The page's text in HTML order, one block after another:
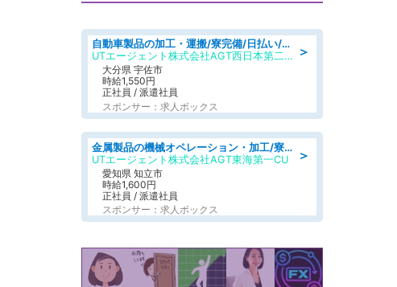
＞
自動車製品の加工・運搬/寮完備/日払い/工場・製造
UTエージェント株式会社AGT西日本第二CU
大分県 宇佐市
時給1,550円
正社員 / 派遣社員
スポンサー：求人ボックス
＞
金属製品の機械オペレーション・加工/寮完備/日払い/工場・製造
UTエージェント株式会社AGT東海第一CU
愛知県 知立市
時給1,600円
正社員 / 派遣社員
スポンサー：求人ボックス